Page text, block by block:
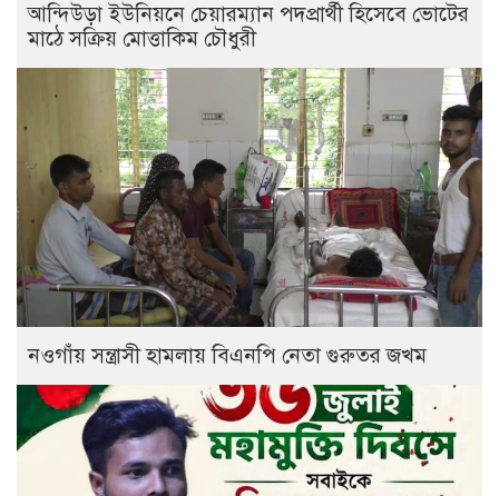
আন্দিউড়া ইউনিয়নে চেয়ারম্যান পদপ্রার্থী হিসেবে ভোটের
মাঠে সক্রিয় মোত্তাকিম চৌধুরী
নওগাঁয় সন্ত্রাসী হামলায় বিএনপি নেতা গুরুতর জখম